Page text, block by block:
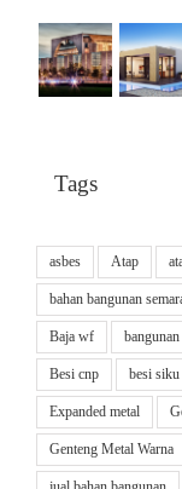
Tags
asbes Atap
bahan bangunan
Baja wf
Besi cnp besi siku
Expanded metal
Genteng Metal Warna